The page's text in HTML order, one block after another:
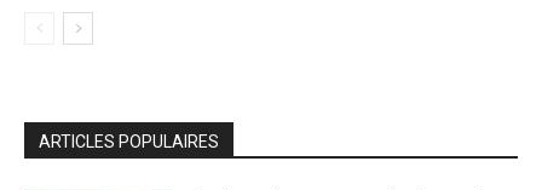
ARTICLES POPULAIRES